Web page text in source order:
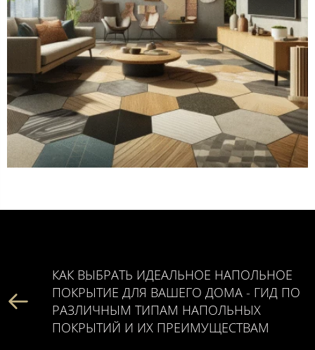
КАК ВЫБРАТЬ ИДЕАЛЬНОЕ НАПОЛЬНОЕ
ПОКРЫТИЕ ДЛЯ ВАШЕГО ДОМА - ГИД ПО
РАЗЛИЧНЫМ ТИПАМ НАПОЛЬНЫХ
ПОКРЫТИЙ И ИХ ПРЕИМУЩЕСТВАМ